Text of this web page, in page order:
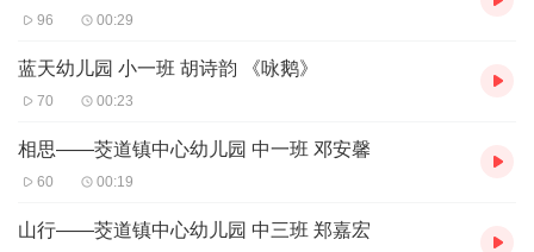
96 00:29
蓝天幼儿园 小一班 胡诗韵 《咏鹅》
70 00:23
相思——茭道镇中心幼儿园 中一班 邓安馨
60 00:19
山行——茭道镇中心幼儿园 中三班 郑嘉宏